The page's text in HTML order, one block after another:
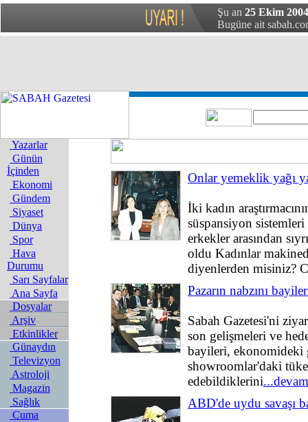
Şu an 25 Ekim
Bugüne ait
Yazarlar
Günün
İçinden
Ekonomi
Gündem
Siyaset
Dünya
Spor
Hava
Durumu
Sarı Sayfalar
Ana Sayfa
Dosyalar
Arşiv
Etkinlikler
Günaydın
Televizyon
Astroloji
Magazin
Sağlık
Cuma
Onlar yemeklik yağı
İki kadın
süspansiyon
erkekler arasından
oldu Kadınlar
diyenlerden misiniz?
Pazarın nabzını
Sabah Gazetesi'ni
son gelişmeleri ve
bayileri, ekonomideki
showroomlar'daki
edebildiklerini
ABD'de uydu savaşı